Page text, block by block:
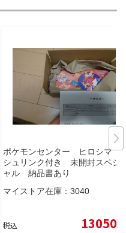
ポケモンセンター ヒロシマ
シュリンク付き 未開封スペシ
ャル 納品書あり
マイストア在庫： 3040
税込 13050